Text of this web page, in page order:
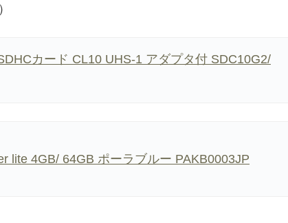
）
カード CL10 UHS-1 アダプタ付 SDC10G2/
lite 4GB/ 64GB ポーラブルー PAKB0003JP